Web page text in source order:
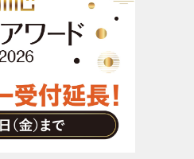
・SDGs
調査・レポート